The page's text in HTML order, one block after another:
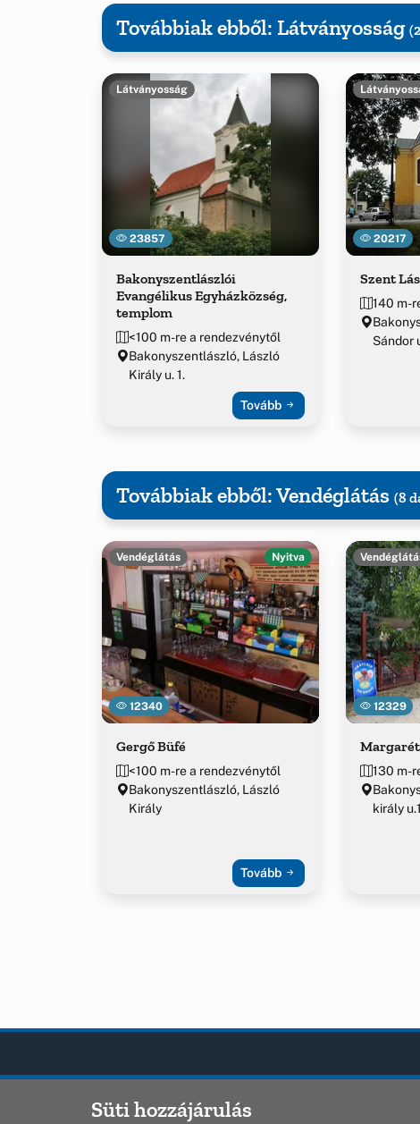
Továbbiak ebből: Látványosság
23857
Látványosság
Bakonyszentlászlói
Evangélikus Egyházközség,
templom
<100 m-re a rendezvénytől
Bakonyszentlászló, László
Király u. 1.
Tovább
20217
Szent
140 m-
Sándor
Továbbiak ebből: Vendéglátás (8
12340
Vendéglátás Nyitva
Gergő Büfé
<100 m-re a rendezvénytől
Bakonyszentlászló, László
Király
Tovább
12329
130 m-
király
Bakonyszentlaszlo
OLDALAK
Süti hozzájárulás